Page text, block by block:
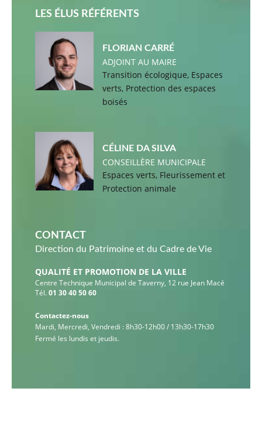
LES ÉLUS RÉFÉRENTS
FLORIAN CARRÉ
ADJOINT AU MAIRE
Transition écologique, Espaces
verts, Protection des espaces
boisés
CÉLINE DA SILVA
CONSEILLÈRE MUNICIPALE
Espaces verts, Fleurissement et
Protection animale
CONTACT
Direction du Patrimoine et du Cadre de Vie
QUALITÉ ET PROMOTION DE LA VILLE
Centre Technique Municipal de Taverny, 12 rue Jean Macé
Tél.01 30 40 50 60
Contactez-nous
Mardi, Mercredi, Vendredi : 8h30-12h00 / 13h30-17h30
Fermé les lundis et jeudis.